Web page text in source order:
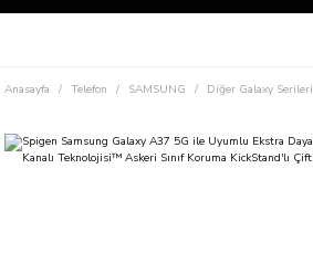
Siparişleriniz
Süper İndirimli Fiyatlar
Anasayfa Telefon SAMSUNG Diğer Galaxy Serileri